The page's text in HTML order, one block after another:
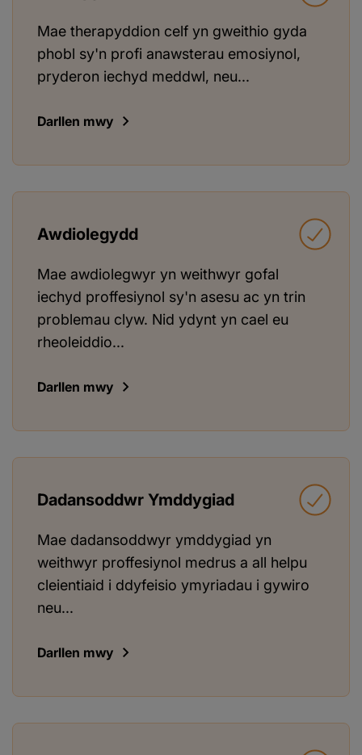
Mae therapyddion celf yn gweithio gyda
phobl sy'n profi anawsterau emosiynol,
pryderon iechyd meddwl, neu...
Darllen mwy
Awdiolegydd
Mae awdiolegwyr yn weithwyr gofal
iechyd proffesiynol sy'n asesu ac yn trin
problemau clyw. Nid ydynt yn cael eu
rheoleiddio...
Darllen mwy
Dadansoddwr Ymddygiad
Mae dadansoddwyr ymddygiad yn
weithwyr proffesiynol medrus a all helpu
cleientiaid i ddyfeisio ymyriadau i gywiro
neu...
Darllen mwy